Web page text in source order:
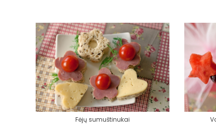
Fėjų sumuštinukai